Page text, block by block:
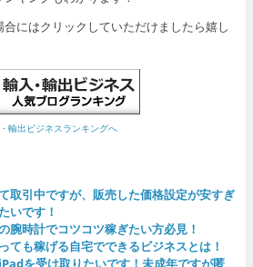
にはクリックしていただけましたら嬉し
輸出ビジネスランキングへ
取引中ですが、販売した価格設定が安すぎ
いです！
腕時計でコツコツ稼ぎたい方必見！
ても稼げる自宅でできるビジネスとは！
を受け取りたいです！未成年ですが匿